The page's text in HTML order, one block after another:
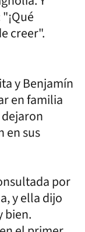
creer".
y Benjamín
en familia
en sus
por
y ella dijo
bien.